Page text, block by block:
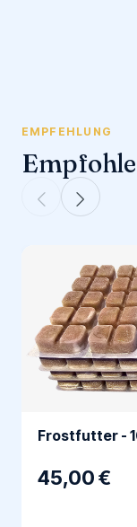
EMPFEHLUNG
Frostfutter -
45,00 €